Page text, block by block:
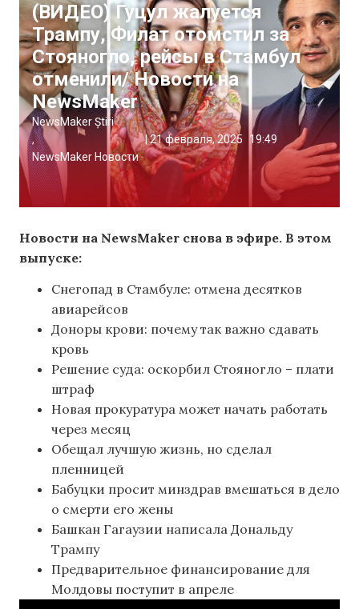
(ВИДЕО) Гуцул жалуется
Трампу, Филат отомстил за
Стояногло, рейсы в Стамбул
отменили/ Новости на
NewsMaker
NewsMaker Știri
,
NewsMaker Новости
|21 февраля, 2025 19:49
Новости на NewsMaker снова в эфире. В этом
выпуске:
Снегопад в Стамбуле: отмена десятков
авиарейсов
Доноры крови: почему так важно сдавать
кровь
Решение суда: оскорбил Стояногло – плати
штраф
Новая прокуратура может начать работать
через месяц
Обещал лучшую жизнь, но сделал
пленницей
Бабуцки просит минздрав вмешаться в дело
о смерти его жены
Башкан Гагаузии написала Дональду
Трампу
Предварительное финансирование для
Молдовы поступит в апреле